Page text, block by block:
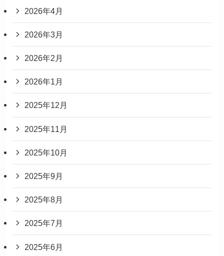
2026年4月
2026年3月
2026年2月
2026年1月
2025年12月
2025年11月
2025年10月
2025年9月
2025年8月
2025年7月
2025年6月